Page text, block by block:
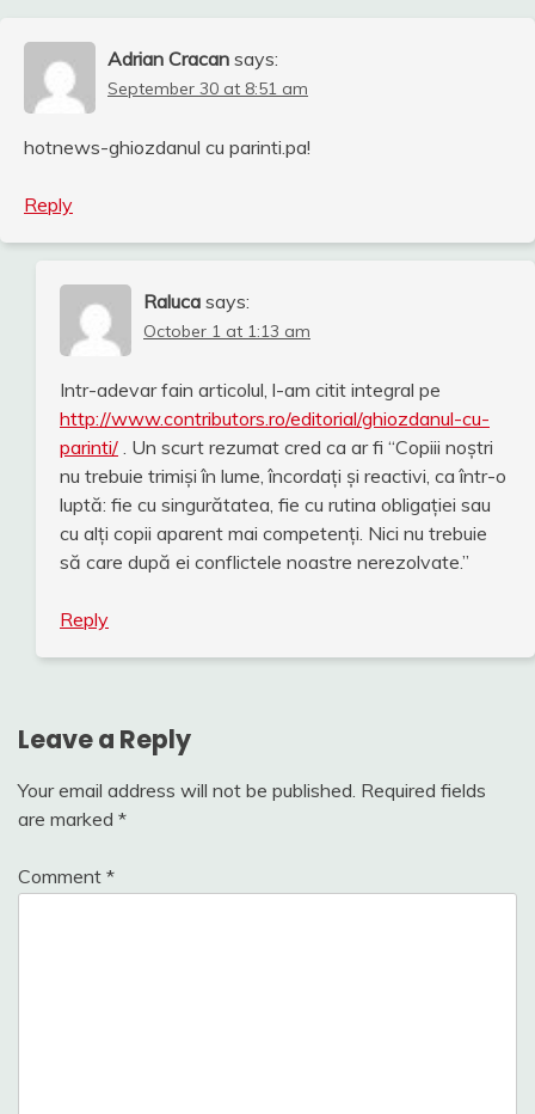
Adrian Cracan says:
September 30 at 8:51 am
hotnews-ghiozdanul cu parinti.pa!
Reply
Raluca says:
October 1 at 1:13 am
Intr-adevar fain articolul, l-am citit integral pe
http://www.contributors.ro/editorial/ghiozdanul-cu-
parinti/ . Un scurt rezumat cred ca ar fi “Copiii noștri
nu trebuie trimiși în lume, încordați și reactivi, ca într-o
luptă: fie cu singurătatea, fie cu rutina obligației sau
cu alți copii aparent mai competenți. Nici nu trebuie
să care după ei conflictele noastre nerezolvate.”
Reply
Leave a Reply
Your email address will not be published. Required fields
are marked *
Comment *